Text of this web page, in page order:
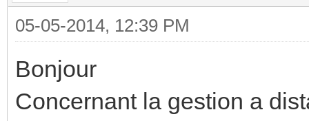
05-05-2014, 12:39 PM
Bonjour
Concernant la gestion a